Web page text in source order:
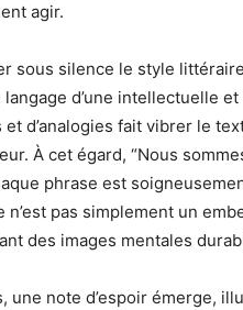
agir.
sous silence le style
d’une intellectuelle
d’analogies fait vibrer le
À cet égard, “Nous
phrase est
pas simplement un
des images mentales
une note d’espoir émerge,